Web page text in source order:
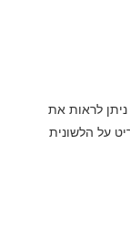
לראות את
על הלשונית